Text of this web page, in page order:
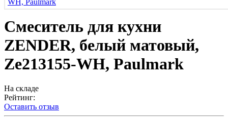
Смеситель для кухни
ZENDER, белый матовый,
Ze213155-WH, Paulmark
На складе
Рейтинг:
Оставить отзыв